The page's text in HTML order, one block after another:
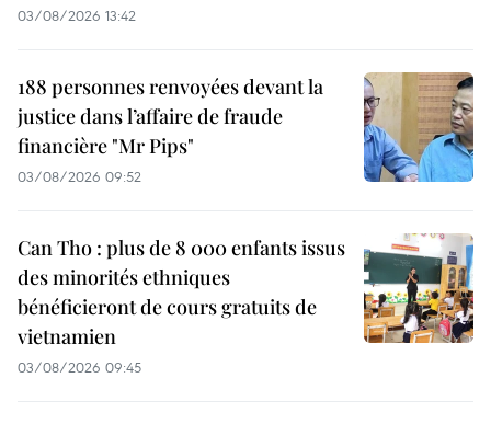
03/08/2026 13:42
188 personnes renvoyées devant la
justice dans l’affaire de fraude
financière "Mr Pips"
03/08/2026 09:52
Can Tho : plus de 8 000 enfants issus
des minorités ethniques
bénéficieront de cours gratuits de
vietnamien
03/08/2026 09:45